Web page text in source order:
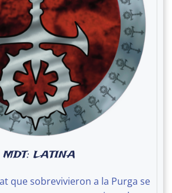
MDT: LATINA
que sobrevivieron a la Purga se